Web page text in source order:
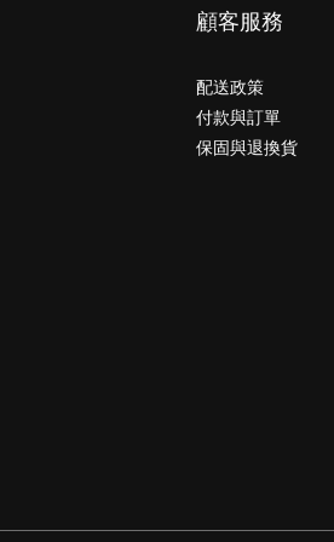
顧客服務
配送政策
付款與訂單
保固與退換貨